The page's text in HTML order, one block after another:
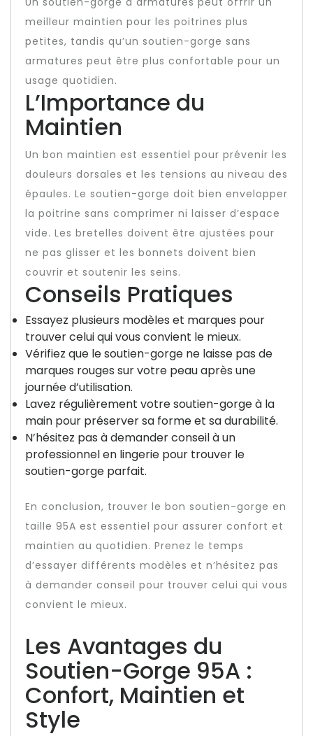
meilleur maintien pour les poitrines plus
petites, tandis qu’un soutien-gorge sans
armatures peut être plus confortable pour un
usage quotidien.
L’Importance du
Maintien
Un bon maintien est essentiel pour prévenir les
douleurs dorsales et les tensions au niveau des
épaules. Le soutien-gorge doit bien envelopper
la poitrine sans comprimer ni laisser d’espace
vide. Les bretelles doivent être ajustées pour
ne pas glisser et les bonnets doivent bien
couvrir et soutenir les seins.
Conseils Pratiques
Essayez plusieurs modèles et marques pour
trouver celui qui vous convient le mieux.
Vérifiez que le soutien-gorge ne laisse pas de
marques rouges sur votre peau après une
journée d’utilisation.
Lavez régulièrement votre soutien-gorge à la
main pour préserver sa forme et sa durabilité.
N’hésitez pas à demander conseil à un
professionnel en lingerie pour trouver le
soutien-gorge parfait.
En conclusion, trouver le bon soutien-gorge en
taille 95A est essentiel pour assurer confort et
maintien au quotidien. Prenez le temps
d’essayer différents modèles et n’hésitez pas
à demander conseil pour trouver celui qui vous
convient le mieux.
Les Avantages du
Soutien-Gorge 95A :
Confort, Maintien et
Style